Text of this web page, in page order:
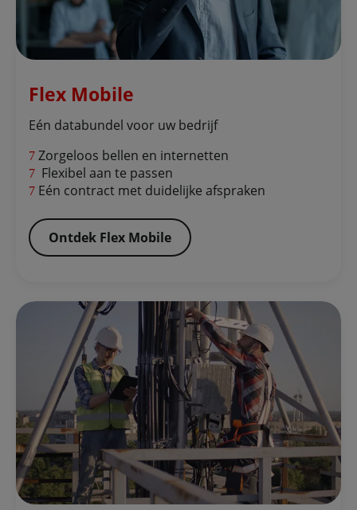
Flex Mobile
Eén databundel voor uw bedrijf
Zorgeloos bellen en internetten
Flexibel aan te passen
Eén contract met duidelijke afspraken
Ontdek Flex Mobile